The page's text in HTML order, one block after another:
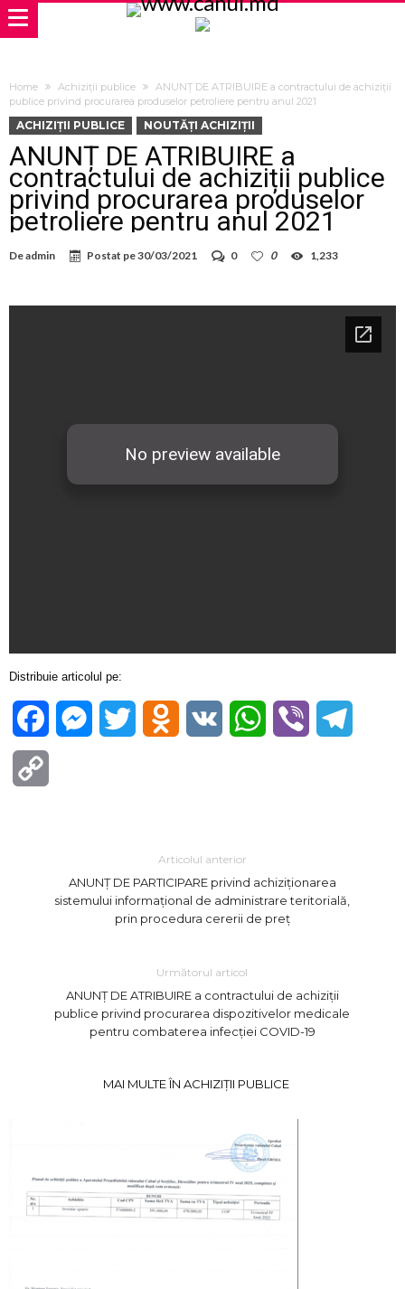
Home Achiziții publice
ANUNȚ DE ATRIBUIRE a contractului de achiziții
publice privind procurarea produselor petroliere pentru anul 2021
ACHIZIȚII PUBLICE NOUTĂȚI ACHIZIȚII
ANUNȚ DE ATRIBUIRE a
contractului de achiziții publice
privind procurarea produselor
petroliere pentru anul 2021
Deadmin Postat pe30/03/2021 0 0 1,233
Distribuie articolul pe:
FacebookMessenger
Twitter Odnoklassniki
VK WhatsApp
Viber
Articolul anterior
ANUNȚ DE PARTICIPARE privind achiziționarea
sistemului informațional de administrare teritorială,
prin procedura cererii de preț
Următorul articol
ANUNȚ DE ATRIBUIRE a contractului de achiziții
publice privind procurarea dispozitivelor medicale
pentru combaterea infecției COVID-19
MAI MULTE ÎN ACHIZIȚII PUBLICE